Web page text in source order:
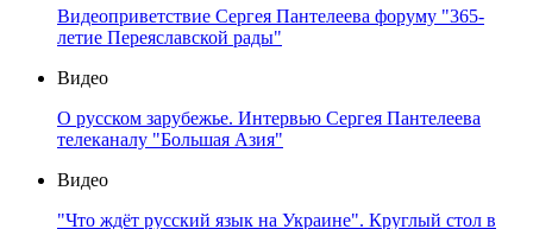
Видеоприветствие Сергея Пантелеева форуму "365-
летие Переяславской рады"
Видео
О русском зарубежье. Интервью Сергея Пантелеева
телеканалу "Большая Азия"
Видео
"Что ждёт русский язык на Украине". Круглый стол в